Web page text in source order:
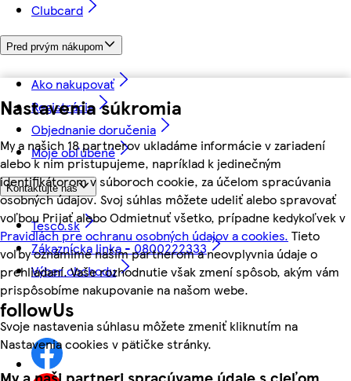
Nastavenia súkromia
My a našich 18 partnerov ukladáme informácie v zariadení
alebo k nim pristupujeme, napríklad k jedinečným
identifikátorom v súboroch cookie, za účelom spracúvania
osobných údajov. Svoj súhlas môžete udeliť alebo spravovať
voľbou Prijať alebo Odmietnuť všetko, prípadne kedykoľvek v
Pravidlách pre ochranu osobných údajov a cookies. Tieto
voľby oznámime našim partnerom a neovplyvnia údaje o
prehliadaní. Vaše rozhodnutie však zmení spôsob, akým vám
prispôsobíme nakupovanie na našom webe.
Svoje nastavenia súhlasu môžete zmeniť kliknutím na
Nastavenia cookies v pätičke stránky.
Clubcard
Pred prvým nákupom
Ako nakupovať
Registrácia
Objednanie doručenia
Moje obľúbené
Kontaktujte nás
Tesco.sk
Zákaznícka linka - 0800222333
Výber obchodu
followUs